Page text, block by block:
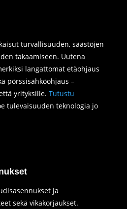
turvallisuuden, säästöjen
takaamiseen. Uutena
langattomat etäohjaus
pörssisähköohjaus –
yrityksille. Tutustu
tulevaisuuden teknologia jo
ja
sekä vikakorjaukset.